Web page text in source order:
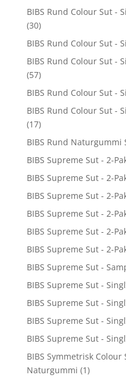
BIBS Rund Colour Sut -
(30)
BIBS Rund Colour Sut -
BIBS Rund Colour Sut -
(57)
BIBS Rund Colour Sut -
BIBS Rund Colour Sut -
(17)
BIBS Rund Naturgummi
BIBS Supreme Sut - 2-
BIBS Supreme Sut - 2-
BIBS Supreme Sut - 2-
BIBS Supreme Sut - 2-
BIBS Supreme Sut - 2-
BIBS Supreme Sut - 2-
BIBS Supreme Sut -
BIBS Supreme Sut -
BIBS Supreme Sut -
BIBS Supreme Sut -
BIBS Supreme Sut -
BIBS Symmetrisk Colour
Naturgummi (1)